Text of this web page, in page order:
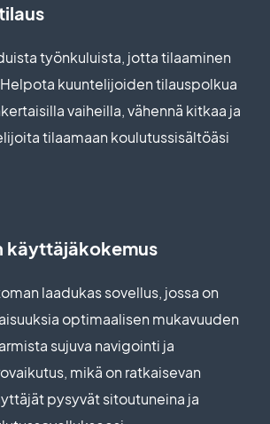
työnkuluista, jotta tilaaminen
kuuntelijoiden tilauspolkua
vaiheilla, vähennä kitkaa ja
tilaamaan koulutussisältöäsi
käyttäjäkokemus
laadukas sovellus, jossa on
optimaalisen mukavuuden
sujuva navigointi ja
mikä on ratkaisevan
pysyvät sitoutuneina ja